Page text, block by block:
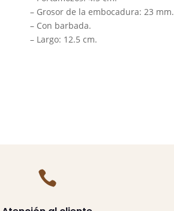
cantidad
– Grosor de la embocadura: 23 mm.
– Con barbada.
– Largo: 12.5 cm.
